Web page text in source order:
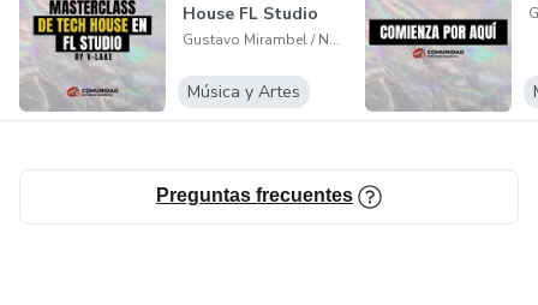
House FL Studio
Gustavo Mirambel / Next Creative
Música y Artes
Preguntas frecuentes